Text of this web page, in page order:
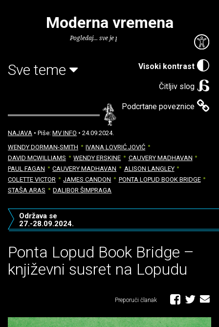
Visoki kontrast
Čitljiv slog
Podcrtane poveznice
Moderna vremena
Pogledaj... sve je puno knjiga.
Sve teme
NAJAVA • Piše: MV INFO • 24.09.2024.
WENDY DORMAN-SMITH
IVANA LOVRIĆ JOVIĆ
DAVID MCWILLIAMS
WENDY ERSKINE
CAUVERY MADHAVAN
PAUL FAGAN
CAUVERY MADHAVAN
ALISON LANGLEY
COLETTE VICTOR
JAMES CANDON
PONTA LOPUD BOOK BRIDGE
STAŠA ARAS
DALIBOR ŠIMPRAGA
Ponta Lopud Book Bridge –
književni susret na Lopudu
Održava se
27.-28.09.2024.
Preporuči članak